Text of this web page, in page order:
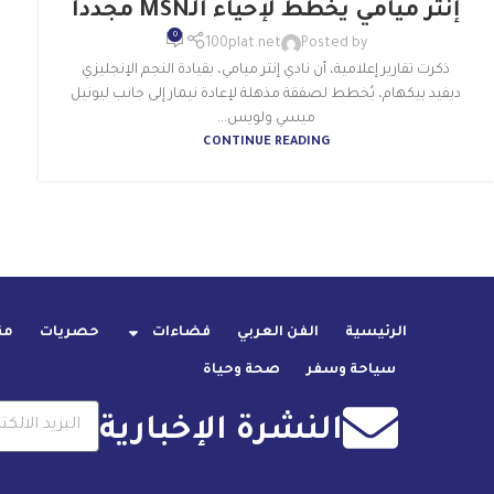
إنتر ميامي يخطط لإحياء الـMSN مجدداً
Posted by
100plat.net
0
ذكرت تقارير إعلامية، أن نادي إنتر ميامي، بقيادة النجم الإنجليزي
ديفيد بيكهام، يُخطط لصفقة مذهلة لإعادة نيمار إلى جانب ليونيل
ميسي ولويس...
CONTINUE READING
الرئيسية الفن العربي فضاءات حصريات
سياحة وسفر صحة وحياة
النشرة الإخبارية